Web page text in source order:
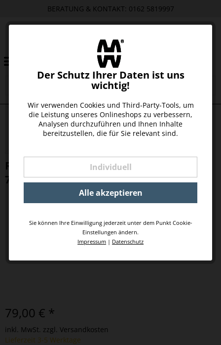
BERATUNG & KONTAKT: 0162 5819997
Der Schutz Ihrer Daten ist uns
wichtig!
Wir verwenden Cookies und Third-Party-Tools, um
die Leistung unseres Onlineshops zu verbessern,
Analysen durchzuführen und Ihnen Inhalte
bereitzustellen, die für Sie relevant sind.
Individuell
Alle akzeptieren
Sie können Ihre Einwilligung jederzeit unter dem Punkt Cookie-
Einstellungen ändern.
Impressum | Datenschutz
RON CIHUATÁN SUERTE RUM 15 JAHRE,
700 ML, LIMITED EDITION 2023
79,00 € *
inkl. MwSt. zzgl. Versandkosten
Lieferzeit 3-5 Werktage